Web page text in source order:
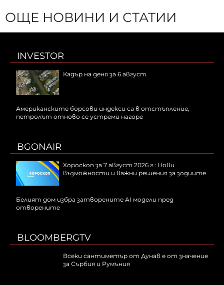
ОЩЕ НОВИНИ И СТАТИИ
INVESTOR
Кадър на деня за 6 август
Американските борсови индекси са в отстъпление,
петролът отново се устреми нагоре
BGONAIR
Хороскоп за 7 август 2026 г.: Нови
възможности и важни решения за зодиите
Белият дом избра затворените AI модели пред
отворените
BLOOMBERGTV
Всеки сантиметър от Дунав е от значение
за Сърбия и Румъния